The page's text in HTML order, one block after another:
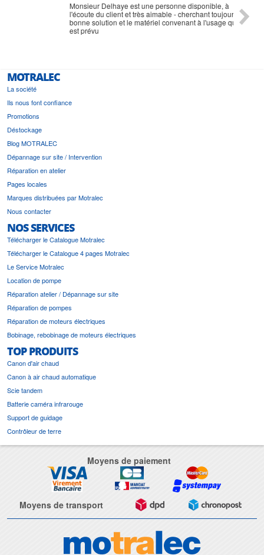
Monsieur Delhaye est une personne disponible, à
l'écoute du client et très aimable - cherchant toujours la
bonne solution et le matériel convenant à l'usage qui en
MOTRALEC
La société
Ils nous font confiance
Promotions
Déstockage
Blog MOTRALEC
Dépannage sur site / Intervention
Réparation en atelier
Pages locales
Marques distribuées par Motralec
Nous contacter
NOS SERVICES
Télécharger le Catalogue Motralec
Télécharger le Catalogue 4 pages Motralec
Le Service Motralec
Location de pompe
Réparation atelier / Dépannage sur site
Réparation de pompes
Réparation de moteurs électriques
Bobinage, rebobinage de moteurs électriques
TOP PRODUITS
Canon d'air chaud
Canon à air chaud automatique
Scie tandem
Batterie caméra infrarouge
Support de guidage
Contrôleur de terre
Moyens de paiement
Moyens de transport